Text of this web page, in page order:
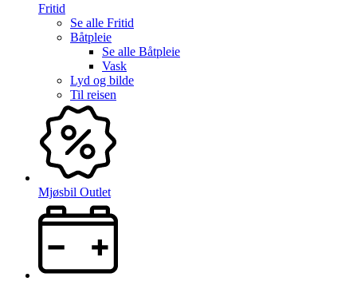
Fritid
Se alle Fritid
Båtpleie
Se alle Båtpleie
Vask
Lyd og bilde
Til reisen
Mjøsbil Outlet